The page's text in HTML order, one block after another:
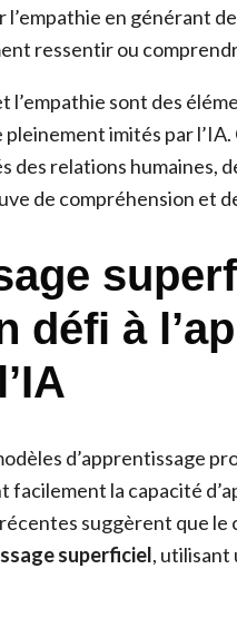
l’empathie en générant
ressentir ou
l’empathie sont des
imités par
des relations humaines,
de compréhension et
défi à
d’apprentissage
facilement la capacité
suggèrent que
superficiel, utilisant